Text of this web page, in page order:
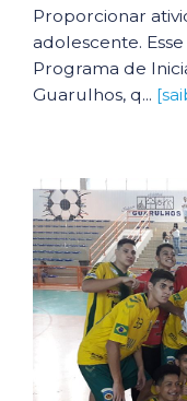
Proporcionar
adolescente.
Programa de
Guarulhos, q...